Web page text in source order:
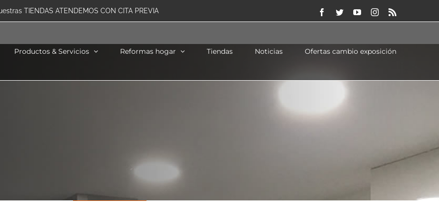
TIENDAS ATENDEMOS CON CITA PREVIA Facebook
TwitterYouTubeInstagram
Productos & Servicios Reformas hogar Tiendas Noticias Ofertas cambio exposición